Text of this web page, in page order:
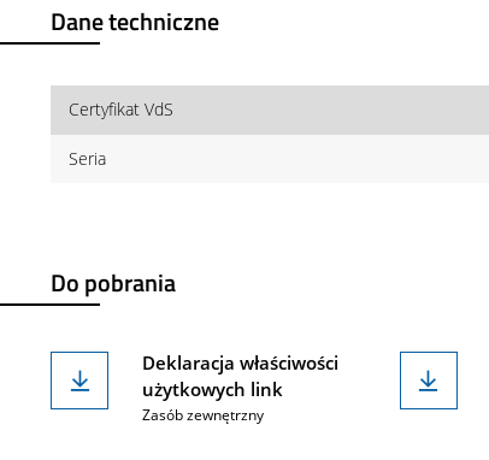
Dane techniczne
Certyfikat VdS
Seria
Do pobrania
Deklaracja właściwości
użytkowych link
Zasób zewnętrzny